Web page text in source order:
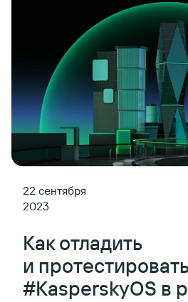
22 сентября
2023
Как отладить
и
#KasperskyOS в